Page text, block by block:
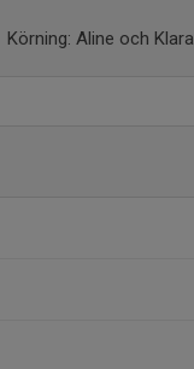
Körning: Aline och Klara